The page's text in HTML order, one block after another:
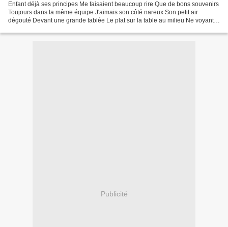
Enfant déjà ses principes Me faisaient beaucoup rire Que de bons souvenirs
Toujours dans la même équipe J'aimais son côté nareux Son petit air
dégouté Devant une grande tablée Le plat sur la table au milieu Ne voyant
Publicité